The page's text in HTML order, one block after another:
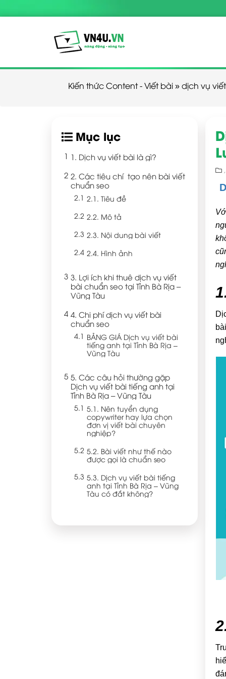
Kiến thức Content - Viết bài»dịch vụ
Mục lục
1. Dịch vụ viết bài là gì?
2. Các tiêu chí tạo nên bài viết
chuẩn seo
2.1. Tiêu đề
2.2. Mô tả
2.3. Nội dung bài viết
2.4. Hình ảnh
3. Lợi ích khi thuê dịch vụ viết
bài chuẩn seo tại Tỉnh Bà Rịa –
Vũng Tàu
4. Chi phí dịch vụ viết bài
chuẩn seo
BẢNG GIÁ Dịch vụ viết bài
tiếng anh tại Tỉnh Bà Rịa –
Vũng Tàu
5. Các câu hỏi thường gặp
Dịch vụ viết bài tiếng anh tại
Tỉnh Bà Rịa – Vũng Tàu
5.1. Nên tuyển dụng
copywriter hay lựa chọn
đơn vị viết bài chuyên
nghiệp?
5.2. Bài viết như thế nào
được gọi là chuẩn seo
5.3. Dịch vụ viết bài tiếng
anh tại Tỉnh Bà Rịa – Vũng
Tàu có đắt không?